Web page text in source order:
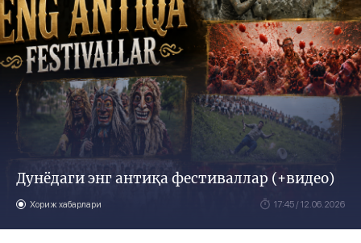
Дунёдаги энг антиқа фестиваллар (+видео)
Хориж хабарлари 17:45 / 12.06.2026